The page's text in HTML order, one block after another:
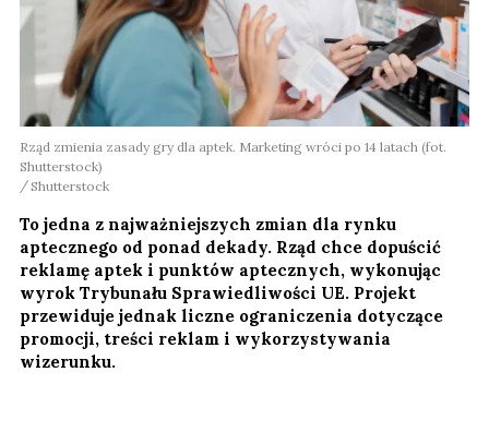
Rząd zmienia zasady gry dla aptek. Marketing wróci po 14 latach (fot.
Shutterstock)
Shutterstock
To jedna z najważniejszych zmian dla rynku
aptecznego od ponad dekady. Rząd chce dopuścić
reklamę aptek i punktów aptecznych, wykonując
wyrok Trybunału Sprawiedliwości UE. Projekt
przewiduje jednak liczne ograniczenia dotyczące
promocji, treści reklam i wykorzystywania
wizerunku.